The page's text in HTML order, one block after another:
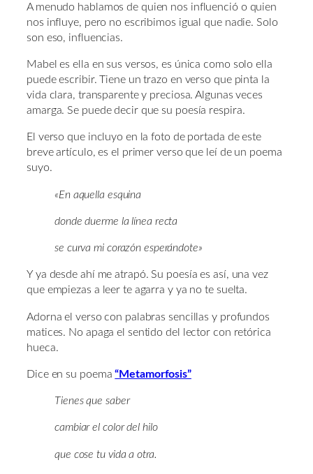
A menudo hablamos de quien nos influenció o quien
nos influye, pero no escribimos igual que nadie. Solo
son eso, influencias.
Mabel es ella en sus versos, es única como solo ella
puede escribir. Tiene un trazo en verso que pinta la
vida clara, transparente y preciosa. Algunas veces
amarga. Se puede decir que su poesía respira.
El verso que incluyo en la foto de portada de este
breve artículo, es el primer verso que leí de un poema
suyo.
«En aquella esquina
donde duerme la línea recta
se curva mi corazón esperándote»
Y ya desde ahí me atrapó. Su poesía es así, una vez
que empiezas a leer te agarra y ya no te suelta.
Adorna el verso con palabras sencillas y profundos
matices. No apaga el sentido del lector con retórica
hueca.
Dice en su poema“Metamorfosis”
Tienes que saber
cambiar el color del hilo
que cose tu vida a otra.